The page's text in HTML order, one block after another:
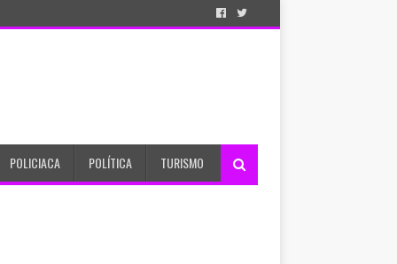
POLICIACA POLÍTICA TURISMO